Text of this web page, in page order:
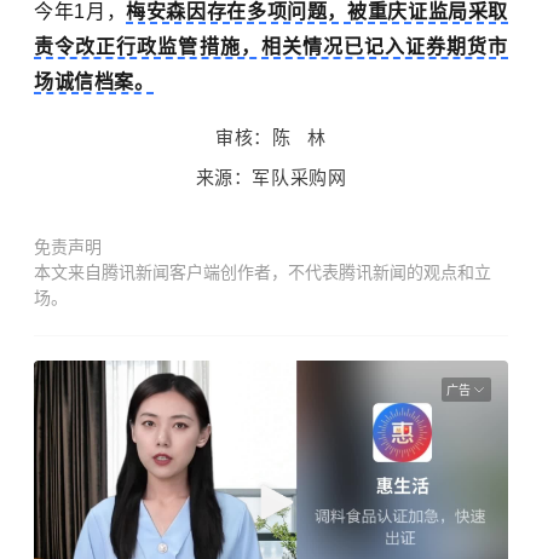
今年1月，梅安森因存在多项问题，被重庆证监局采取
责令改正行政监管措施，相关情况已记入证券期货市
场诚信档案。
审核：陈 林
来源：军队采购网
免责声明
本文来自腾讯新闻客户端创作者，不代表腾讯新闻的观点和立
场。
广告